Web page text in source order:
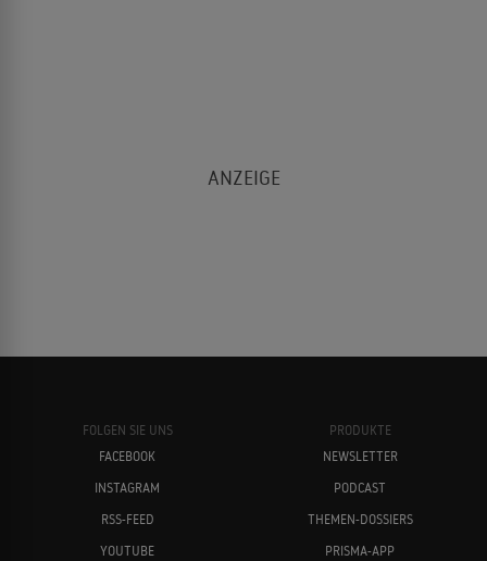
FOLGEN SIE UNS
FACEBOOK
INSTAGRAM
RSS-FEED
YOUTUBE
PRODUKTE
NEWSLETTER
PODCAST
THEMEN-DOSSIERS
PRISMA-APP